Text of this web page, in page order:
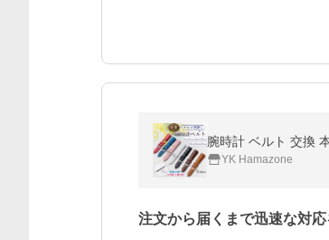
腕時計 ベルト 交換
YK Hamazone
注文から届くまで迅速な対